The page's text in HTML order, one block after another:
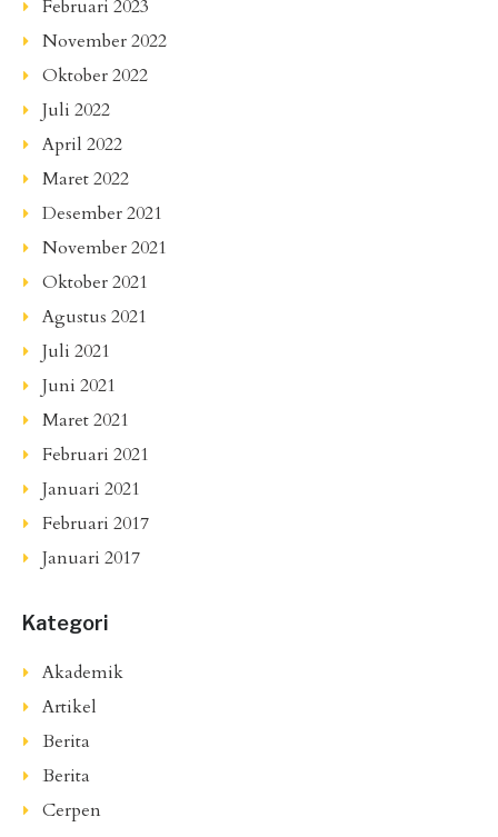
Februari 2023
November 2022
Oktober 2022
Juli 2022
April 2022
Maret 2022
Desember 2021
November 2021
Oktober 2021
Agustus 2021
Juli 2021
Juni 2021
Maret 2021
Februari 2021
Januari 2021
Februari 2017
Januari 2017
Kategori
Akademik
Artikel
Berita
Berita
Cerpen